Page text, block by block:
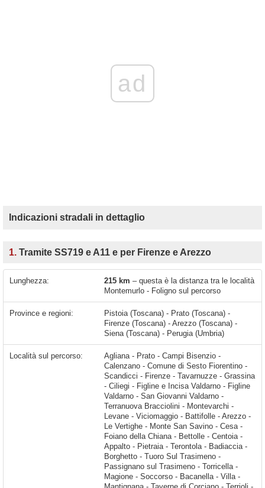
ad
Indicazioni stradali in dettaglio
1. Tramite SS719 e A11 e per Firenze e Arezzo
Lunghezza: 215 km – questa è la distanza tra le località
Montemurlo - Foligno sul percorso
Province e regioni:
Pistoia (Toscana) - Prato (Toscana) -
Firenze (Toscana) - Arezzo (Toscana) -
Siena (Toscana) - Perugia (Umbria)
Località sul percorso: Agliana - Prato - Campi Bisenzio - Calenzano - Comune di Sesto Fiorentino - Scandicci - Firenze - Tavarnuzze - Grassina - Ciliegi - Figline e Incisa Valdarno - Figline Valdarno - San Giovanni Valdarno - Terranuova Bracciolini - Montevarchi - Levane - Viciomaggio - Battifolle - Arezzo - Le Vertighe - Monte San Savino - Cesa - Foiano della Chiana - Bettolle - Centoia - Appalto - Pietraia - Terontola - Badiaccia - Borghetto - Tuoro Sul Trasimeno - Passignano sul Trasimeno - Torricella - Magione - Soccorso - Bacanella - Villa